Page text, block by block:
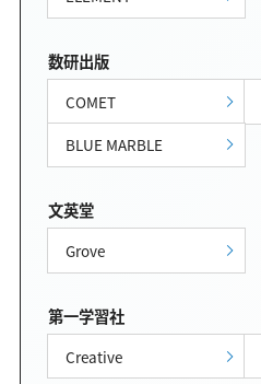
数研出版
COMET
BLUE MARBLE
文英堂
Grove
第一学習社
Creative